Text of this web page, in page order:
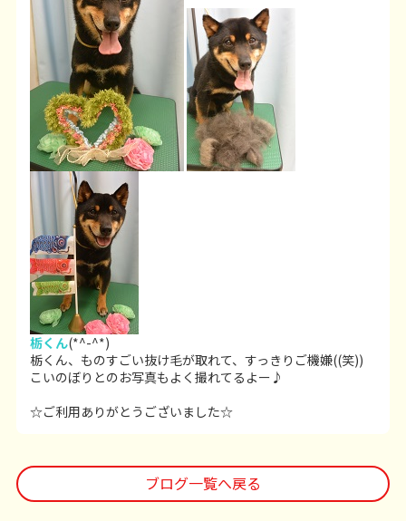
栃くん(*^-^*)
栃くん、ものすごい抜け毛が取れて、すっきりご機嫌((笑))
こいのぼりとのお写真もよく撮れてるよー♪
☆ご利用ありがとうございました☆
ブログ一覧へ戻る